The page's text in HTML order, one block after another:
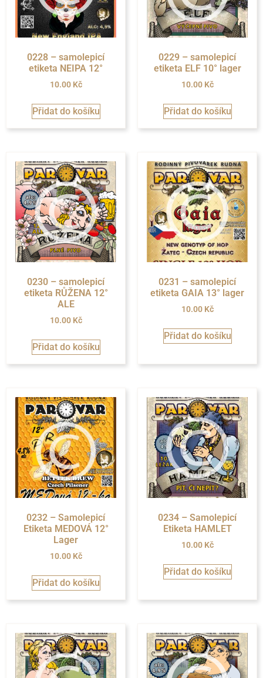
0228 – samolepicí
etiketa NEIPA 12°
10.00 Kč
Přidat do košíku
0229 – samolepicí
etiketa ELF 10° lager
10.00 Kč
Přidat do košíku
0230 – samolepicí
etiketa RŮŽENA 12°
ALE
10.00 Kč
Přidat do košíku
0231 – samolepicí
etiketa GAIA 13° lager
10.00 Kč
Přidat do košíku
0232 – Samolepicí
Etiketa MEDOVÁ 12°
Lager
10.00 Kč
Přidat do košíku
0234 – Samolepicí
Etiketa HAMLET
10.00 Kč
Přidat do košíku